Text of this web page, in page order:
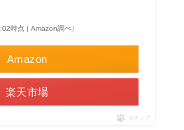
時点 | Amazon調べ）
Amazon
楽天市場
ポチップ